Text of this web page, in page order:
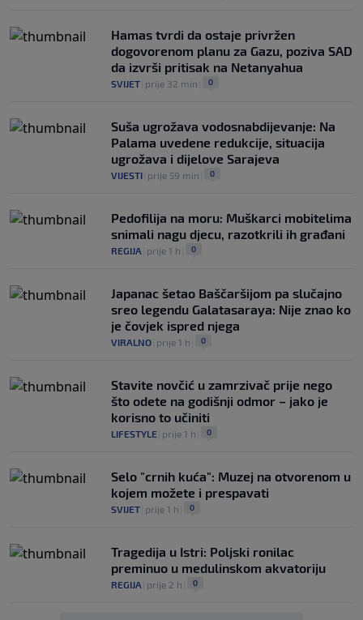
Hamas tvrdi da ostaje privržen
dogovorenom planu za Gazu, poziva SAD
da izvrši pritisak na Netanyahua
SVIJET prije 32 min 0
Suša ugrožava vodosnabdijevanje: Na
Palama uvedene redukcije, situacija
ugrožava i dijelove Sarajeva
VIJESTI prije 59 min 0
Pedofilija na moru: Muškarci mobitelima
snimali nagu djecu, razotkrili ih građani
REGIJA prije 1 h 0
Japanac šetao Baščaršijom pa slučajno
sreo legendu Galatasaraya: Nije znao ko
je čovjek ispred njega
VIRALNO prije 1 h 0
Stavite novčić u zamrzivač prije nego
što odete na godišnji odmor – jako je
korisno to učiniti
LIFESTYLE prije 1 h 0
Selo "crnih kuća": Muzej na otvorenom u
kojem možete i prespavati
SVIJET prije 1 h 0
Tragedija u Istri: Poljski ronilac
preminuo u medulinskom akvatoriju
REGIJA prije 2 h 0